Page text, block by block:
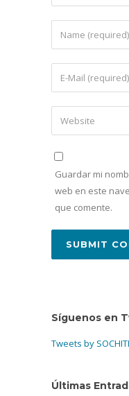
Guardar mi
web en este
que comente.
Síguenos en
Tweets by
Últimas